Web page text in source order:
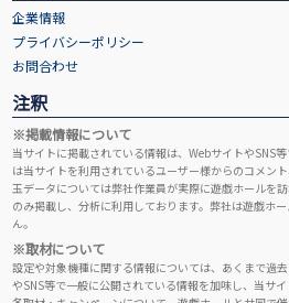
企業情報
プライバシーポリシー
お問合わせ
注釈
※掲載情報について
当サイトに掲載されている情報は、WebサイトやSNS
は当サイトを利用されているユーザー様からのコメン
玉データについては弊社作業員が実際に遊戯ホールを
のみ掲載し、分析に利用しております。弊社は遊戯ホ
ん。
※取材について
設定や対象機種に関する情報については、あくまで過
やSNS等で一般に公開されている情報を加味し、当サ